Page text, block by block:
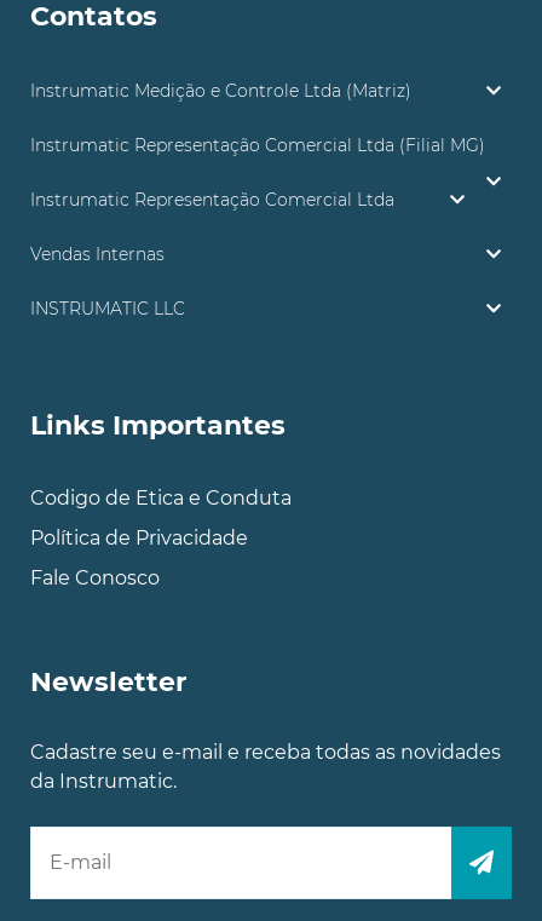
Contatos
Instrumatic Medição e Controle Ltda (Matriz)
Instrumatic Representação Comercial Ltda (Filial MG)
Instrumatic Representação Comercial Ltda
Vendas Internas
INSTRUMATIC LLC
Links Importantes
Codigo de Etica e Conduta
Política de Privacidade
Fale Conosco
Newsletter
Cadastre seu e-mail e receba todas as novidades
da Instrumatic.